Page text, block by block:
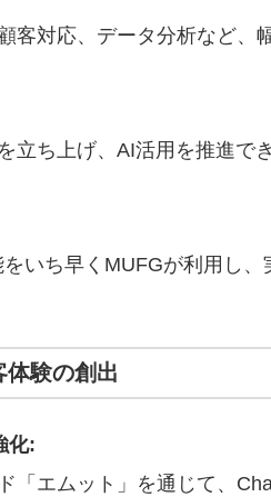
客対応、データ分析など、
立ち上げ、AI活用を推進で
いち早くMUFGが利用し、
験の創出
化:
「エムット」を通じて、